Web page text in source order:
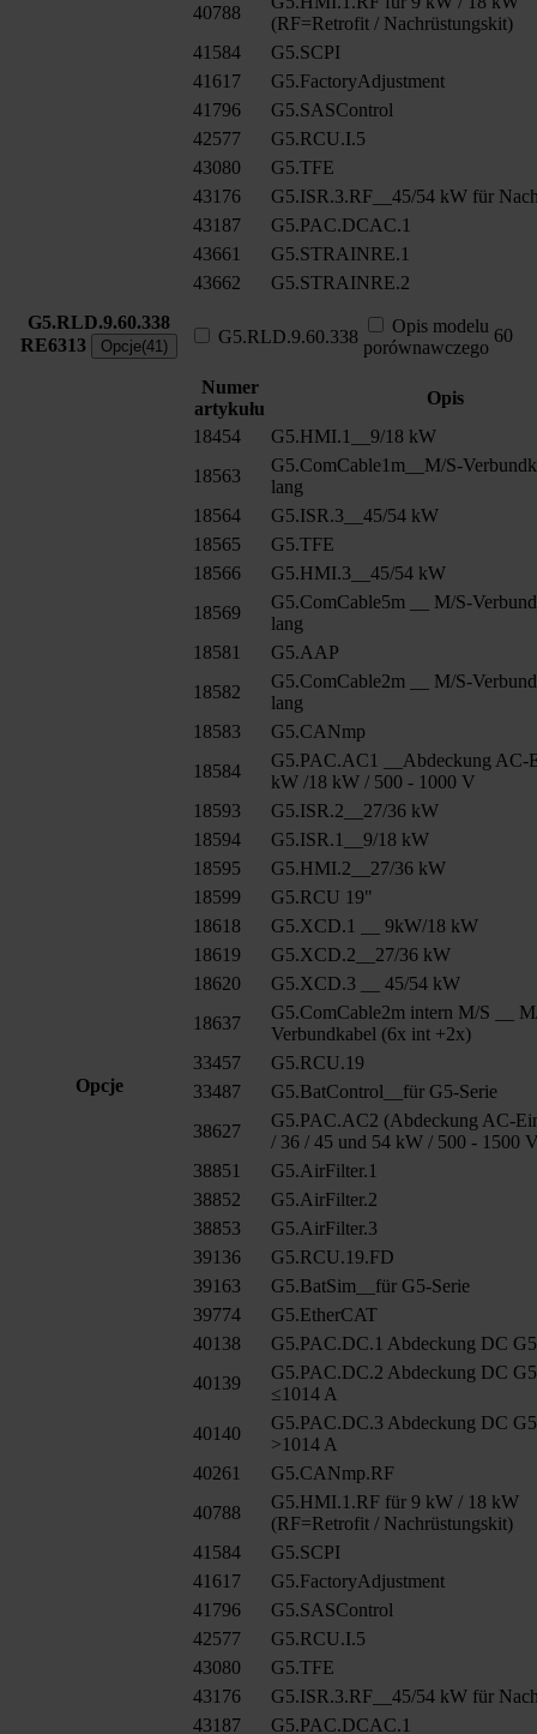
40788
(RF=Retrofit / Nachrüstungskit)
41584
G5.SCPI
41617
G5.FactoryAdjustment
41796
G5.SASControl
42577
G5.RCU.I.5
43080
G5.TFE
43176
G5.ISR.3.RF__45/54 kW für
43187
G5.PAC.DCAC.1
43661
G5.STRAINRE.1
43662
G5.STRAINRE.2
G5.RLD.9.60.338
RE6313
Opcje(41) G5.RLD.9.60.338
Opis modelu
porównawczego
60
Opcje
Numer
artykułu
Opis
18454
G5.HMI.1__9/18 kW
18563
G5.ComCable1m__M/S-
lang
18564
G5.ISR.3__45/54 kW
18565
G5.TFE
18566
G5.HMI.3__45/54 kW
18569
G5.ComCable5m __ M/S-
lang
18581
G5.AAP
18582
G5.ComCable2m __ M/S-
lang
18583
G5.CANmp
18584
G5.PAC.AC1 __Abdeckung AC-
kW /18 kW / 500 - 1000 V
18593
G5.ISR.2__27/36 kW
18594
G5.ISR.1__9/18 kW
18595
G5.HMI.2__27/36 kW
18599
G5.RCU 19"
18618
G5.XCD.1 __ 9kW/18 kW
18619
G5.XCD.2__27/36 kW
18620
G5.XCD.3 __ 45/54 kW
18637
G5.ComCable2m intern M/S __
Verbundkabel (6x int +2x)
33457
G5.RCU.19
33487
G5.BatControl__für G5-Serie
38627
G5.PAC.AC2 (Abdeckung AC-
/ 36 / 45 und 54 kW / 500 - 1500
38851
G5.AirFilter.1
38852
G5.AirFilter.2
38853
G5.AirFilter.3
39136
G5.RCU.19.FD
39163
G5.BatSim__für G5-Serie
39774
G5.EtherCAT
40138
G5.PAC.DC.1 Abdeckung DC
40139
G5.PAC.DC.2 Abdeckung DC
≤1014 A
40140
G5.PAC.DC.3 Abdeckung DC
>1014 A
40261
G5.CANmp.RF
40788
G5.HMI.1.RF für 9 kW / 18 kW
(RF=Retrofit / Nachrüstungskit)
41584
G5.SCPI
41617
G5.FactoryAdjustment
41796
G5.SASControl
42577
G5.RCU.I.5
43080
G5.TFE
43176
G5.ISR.3.RF__45/54 kW für
43187
G5.PAC.DCAC.1